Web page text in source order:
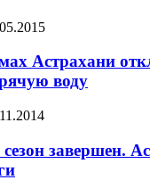
Астрахани
воду
завершен.